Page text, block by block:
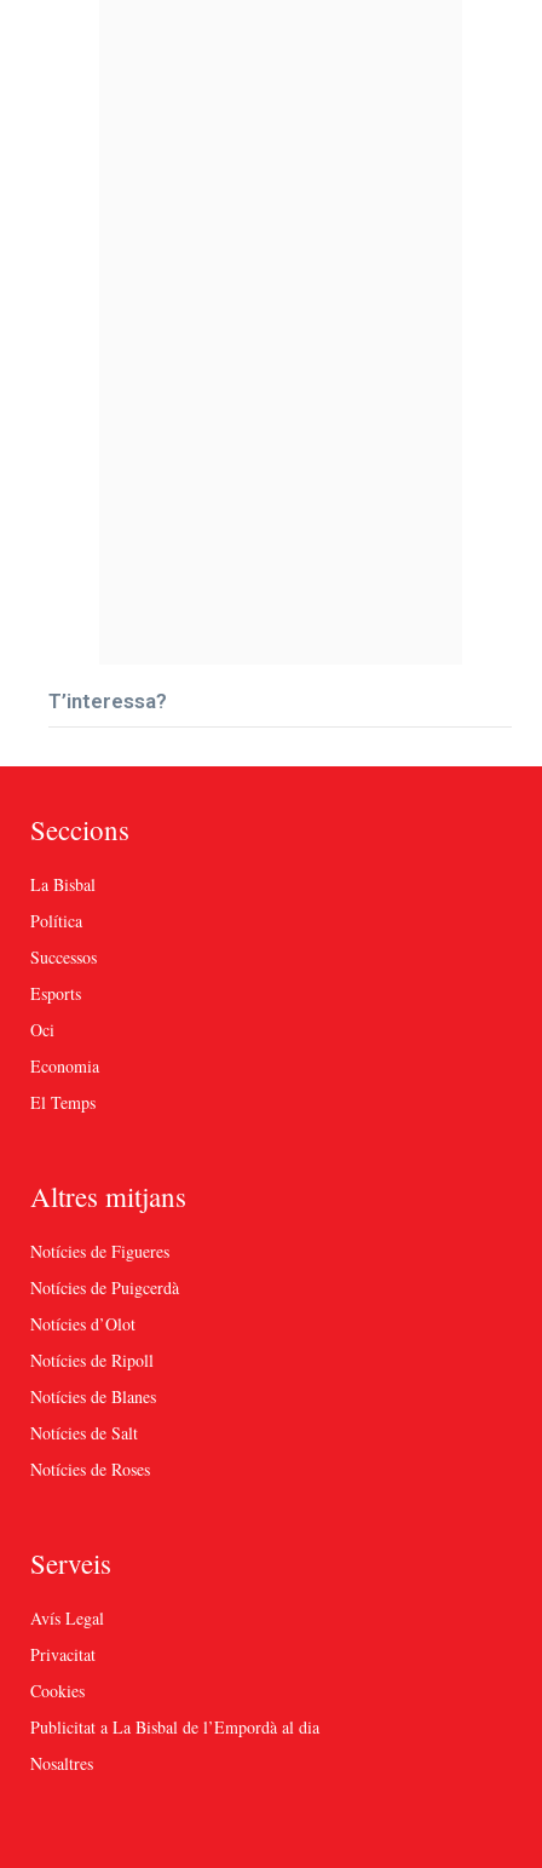
T’interessa?
Seccions
La Bisbal
Política
Successos
Esports
Oci
Economia
El Temps
Altres mitjans
Notícies de Figueres
Notícies de Puigcerdà
Notícies d’Olot
Notícies de Ripoll
Notícies de Blanes
Notícies de Salt
Notícies de Roses
Serveis
Avís Legal
Privacitat
Cookies
Publicitat a La Bisbal de l’Empordà al dia
Nosaltres